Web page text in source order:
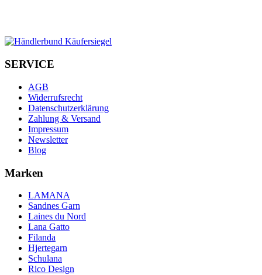
SERVICE
AGB
Widerrufsrecht
Datenschutzerklärung
Zahlung & Versand
Impressum
Newsletter
Blog
Marken
LAMANA
Sandnes Garn
Laines du Nord
Lana Gatto
Filanda
Hjertegarn
Schulana
Rico Design